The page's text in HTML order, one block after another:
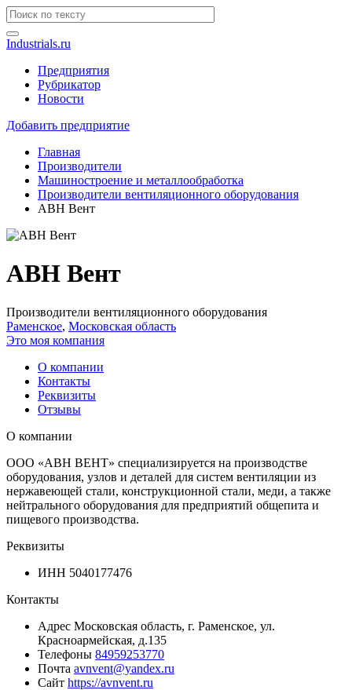
Industrials.ru
Предприятия
Рубрикатор
Новости
Добавить предприятие
Главная
Производители
Машиностроение и металлообработка
Производители вентиляционного оборудования
АВН Вент
АВН Вент
Производители вентиляционного оборудования
Раменское, Московская область
Это моя компания
О компании
Контакты
Реквизиты
Отзывы
О компании
ООО «АВН ВЕНТ» специализируется на производстве
оборудования, узлов и деталей для систем вентиляции из
нержавеющей стали, конструкционной стали, меди, а также
нейтрального оборудования для предприятий общепита и
пищевого производства.
Реквизиты
ИНН 5040177476
Контакты
Адрес Московская область, г. Раменское, ул.
Красноармейская, д.135
Телефоны 84959253770
Почта avnvent@yandex.ru
Сайт https://avnvent.ru